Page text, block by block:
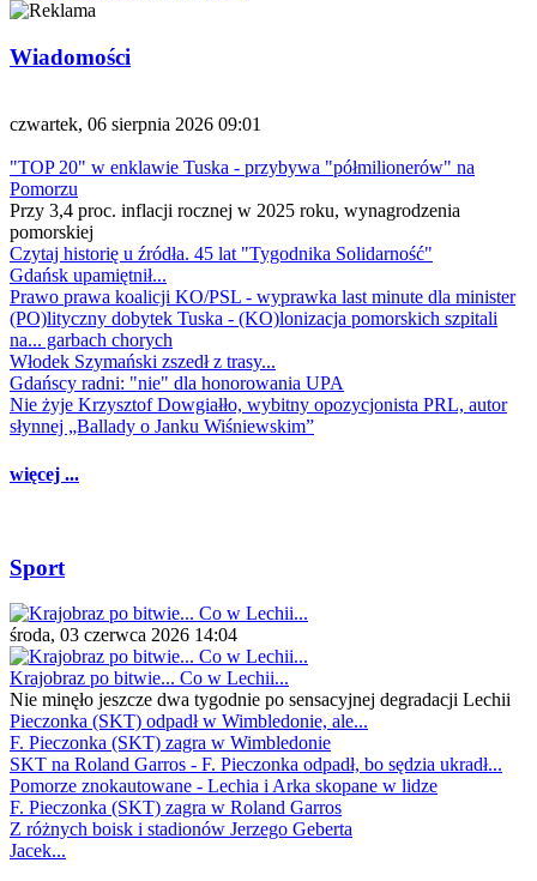
Wiadomości
czwartek, 06 sierpnia 2026 09:01
"TOP 20" w enklawie Tuska - przybywa "półmilionerów" na
Pomorzu
Przy 3,4 proc. inflacji rocznej w 2025 roku, wynagrodzenia
pomorskiej
Czytaj historię u źródła. 45 lat "Tygodnika Solidarność"
Gdańsk upamiętnił...
Prawo prawa koalicji KO/PSL - wyprawka last minute dla minister
(PO)lityczny dobytek Tuska - (KO)lonizacja pomorskich szpitali
na... garbach chorych
Włodek Szymański zszedł z trasy...
Gdańscy radni: "nie" dla honorowania UPA
Nie żyje Krzysztof Dowgiałło, wybitny opozycjonista PRL, autor
słynnej „Ballady o Janku Wiśniewskim”
więcej ...
Sport
środa, 03 czerwca 2026 14:04
Krajobraz po bitwie... Co w Lechii...
Nie minęło jeszcze dwa tygodnie po sensacyjnej degradacji Lechii
Pieczonka (SKT) odpadł w Wimbledonie, ale...
F. Pieczonka (SKT) zagra w Wimbledonie
SKT na Roland Garros - F. Pieczonka odpadł, bo sędzia ukradł...
Pomorze znokautowane - Lechia i Arka skopane w lidze
F. Pieczonka (SKT) zagra w Roland Garros
Z różnych boisk i stadionów Jerzego Geberta
Jacek...